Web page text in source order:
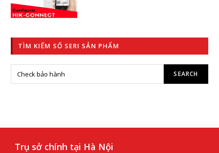
TÌM KIẾM SỐ SERI SẢN PHẨM
Trụ sở chính tại Hà Nội